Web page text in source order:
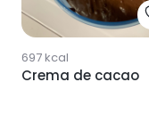
697kcal
Crema de cacao